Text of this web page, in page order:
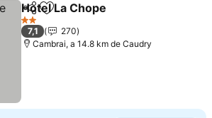
PartilharAdicionar aos favoritos
Hotel La Chope
2 Estrelas
7,1
270
Cambrai, a 14.8 km de Caudry